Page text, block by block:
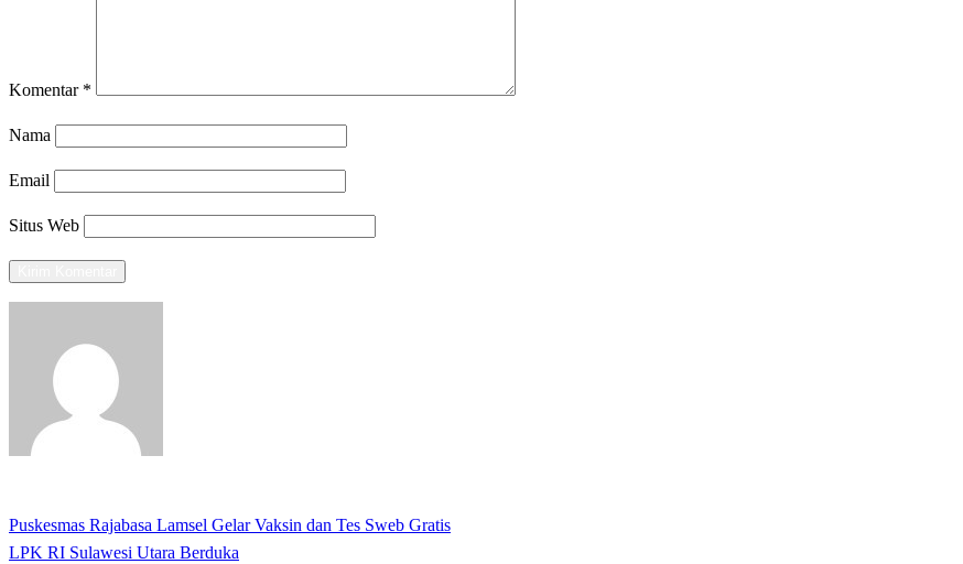
Komentar *
Nama
Email
Situs Web
Navigasi
Previous
Post
Puskesmas Rajabasa Lamsel Gelar Vaksin dan Tes Sweb Gratis
Next
LPK RI Sulawesi Utara Berduka